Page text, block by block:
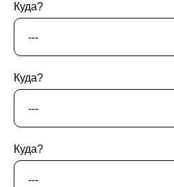
Куда?
Куда?
Куда?